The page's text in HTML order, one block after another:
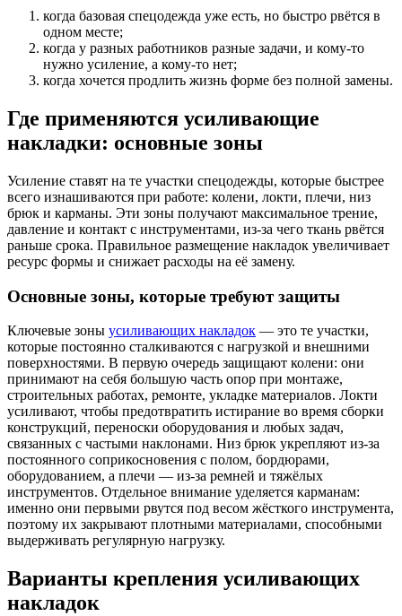
когда базовая спецодежда уже есть, но быстро рвётся в
одном месте;
когда у разных работников разные задачи, и кому-то
нужно усиление, а кому-то нет;
когда хочется продлить жизнь форме без полной замены.
Где применяются усиливающие
накладки: основные зоны
Усиление ставят на те участки спецодежды, которые быстрее
всего изнашиваются при работе: колени, локти, плечи, низ
брюк и карманы. Эти зоны получают максимальное трение,
давление и контакт с инструментами, из-за чего ткань рвётся
раньше срока. Правильное размещение накладок увеличивает
ресурс формы и снижает расходы на её замену.
Основные зоны, которые требуют защиты
Ключевые зоны усиливающих накладок — это те участки,
которые постоянно сталкиваются с нагрузкой и внешними
поверхностями. В первую очередь защищают колени: они
принимают на себя большую часть опор при монтаже,
строительных работах, ремонте, укладке материалов. Локти
усиливают, чтобы предотвратить истирание во время сборки
конструкций, переноски оборудования и любых задач,
связанных с частыми наклонами. Низ брюк укрепляют из-за
постоянного соприкосновения с полом, бордюрами,
оборудованием, а плечи — из-за ремней и тяжёлых
инструментов. Отдельное внимание уделяется карманам:
именно они первыми рвутся под весом жёсткого инструмента,
поэтому их закрывают плотными материалами, способными
выдерживать регулярную нагрузку.
Варианты крепления усиливающих
накладок